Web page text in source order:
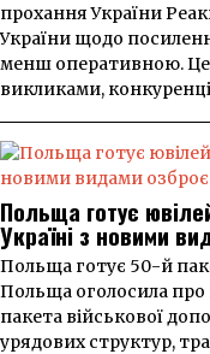
прохання України
України щодо
менш оперативною. Це
викликами,
Польща готує
Україні з новими
Польща готує 50-й
Польща оголосила про
пакета військової
урядових структур,